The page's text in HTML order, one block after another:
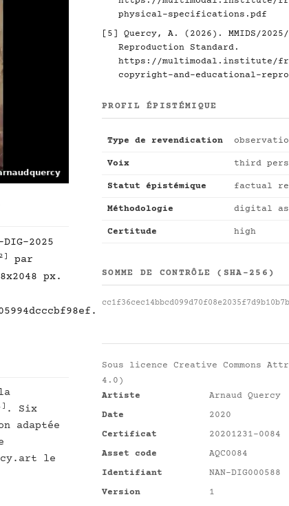
2025
par
px.
. Six
adaptée
le
physical-specifications.pdf
[5]
Quercy, A. (2026). MMIDS/
Reproduction Standard.
https://multimodal.institute/fr/
copyright-and-educational-
PROFIL ÉPISTÉMIQUE
Type de revendication
Voix third
Statut épistémique factual
Méthodologie digital
Certitude high
SOMME DE CONTRÔLE (SHA-256)
Sous licence Creative Commons
4.0)
Artiste
Arnaud Quercy
Date
2020
Certificat
20201231-0084
Asset code
AQC0084
Identifiant
NAN-DIG000588
Version
1